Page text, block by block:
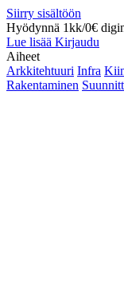
Siirry sisältöön
Hyödynnä 1kk/0€
Lue lisää Kirjaudu
Aiheet
Arkkitehtuuri Infra
Rakentaminen